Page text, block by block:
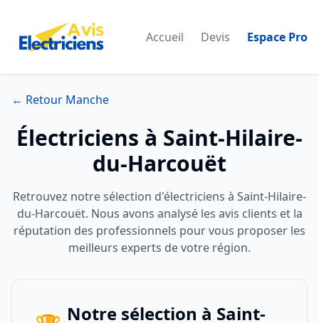
Accueil Devis Espace Pro
← Retour Manche
Électriciens à Saint-Hilaire-
du-Harcouët
Retrouvez notre sélection d'électriciens à Saint-Hilaire-
du-Harcouët. Nous avons analysé les avis clients et la
réputation des professionnels pour vous proposer les
meilleurs experts de votre région.
Notre sélection à Saint-